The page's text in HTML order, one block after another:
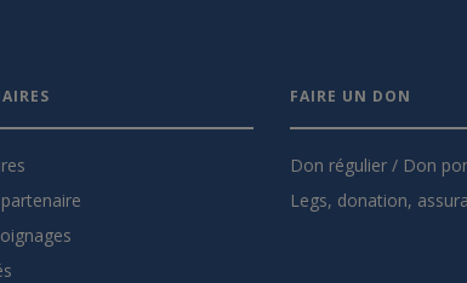
FAIRE UN DON
Don régulier / Don
Legs, donation,